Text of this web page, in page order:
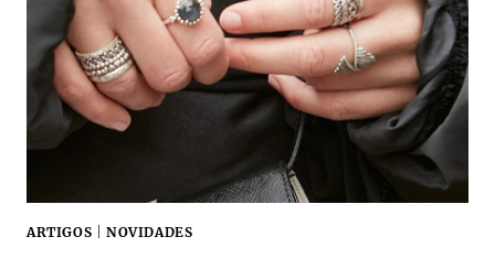
ARTIGOS NOVIDADES